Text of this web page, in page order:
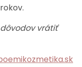
dôvodov vrátiť